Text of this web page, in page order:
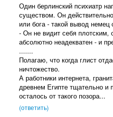
Один берлинский психиатр
существом. Он
или бога - такой вывод немец
- Он не видит себя плотским,
абсолютно неадекватен - и
.......
Полагаю, что когда глист
ничтожество.
А работники интернета,
древнем Египте тщательно и
осталось от такого позора...
(ответить)